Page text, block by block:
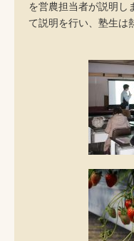
を営農担当者が説明し
て説明を行い、塾生は